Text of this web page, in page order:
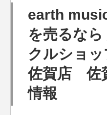
earth
を売るなら
クルショ
佐賀店 佐
情報